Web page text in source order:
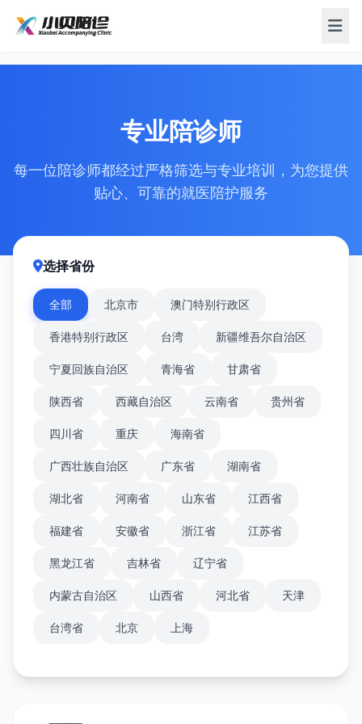
专业陪诊师
每一位陪诊师都经过严格筛选与专业培训，为您提供
贴心、可靠的就医陪护服务
选择省份
全部 北京市 澳门特别行政区
香港特别行政区 台湾 新疆维吾尔自治区
宁夏回族自治区 青海省 甘肃省
陕西省 西藏自治区 云南省 贵州省
四川省 重庆 海南省
广西壮族自治区 广东省 湖南省
湖北省 河南省 山东省 江西省
福建省 安徽省 浙江省 江苏省
黑龙江省 吉林省 辽宁省
内蒙古自治区 山西省 河北省 天津
台湾省 北京 上海